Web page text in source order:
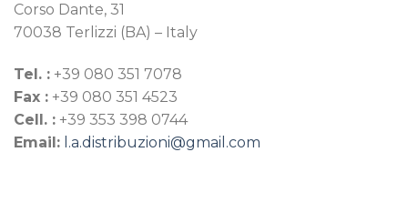
Corso Dante, 31
70038 Terlizzi (BA) – Italy
Tel. : +39 080 351 7078
Fax : +39 080 351 4523
Cell. : +39 353 398 0744
Email: l.a.distribuzioni@gmail.com